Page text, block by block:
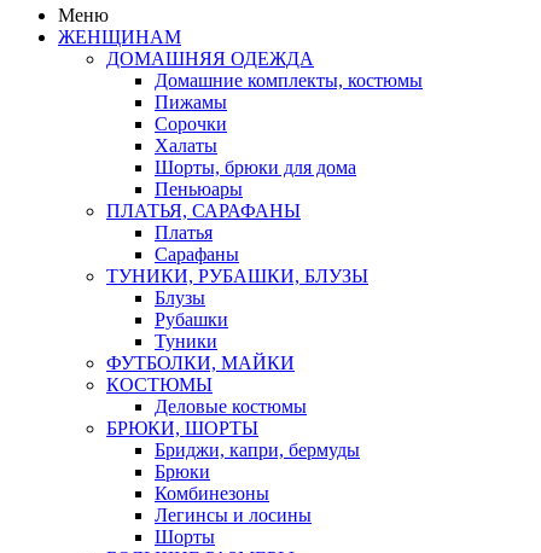
Меню
ЖЕНЩИНАМ
ДОМАШНЯЯ ОДЕЖДА
Домашние комплекты, костюмы
Пижамы
Сорочки
Халаты
Шорты, брюки для дома
Пеньюары
ПЛАТЬЯ, САРАФАНЫ
Платья
Сарафаны
ТУНИКИ, РУБАШКИ, БЛУЗЫ
Блузы
Рубашки
Туники
ФУТБОЛКИ, МАЙКИ
КОСТЮМЫ
Деловые костюмы
БРЮКИ, ШОРТЫ
Бриджи, капри, бермуды
Брюки
Комбинезоны
Легинсы и лосины
Шорты